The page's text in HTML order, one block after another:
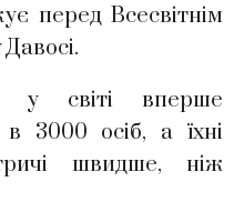
перед Всесвітнім
у світі вперше
3000 осіб, а їхні
швидше, ніж